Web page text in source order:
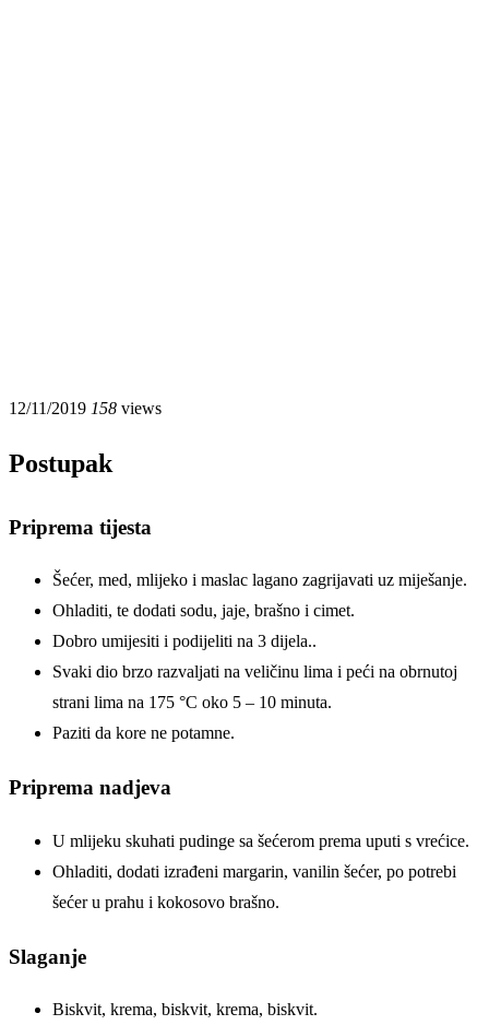
12/11/2019 158 views
Postupak
Priprema tijesta
Šećer, med, mlijeko i maslac lagano zagrijavati uz miješanje.
Ohladiti, te dodati sodu, jaje, brašno i cimet.
Dobro umijesiti i podijeliti na 3 dijela..
Svaki dio brzo razvaljati na veličinu lima i peći na obrnutoj
strani lima na 175 °C oko 5 – 10 minuta.
Paziti da kore ne potamne.
Priprema nadjeva
U mlijeku skuhati pudinge sa šećerom prema uputi s vrećice.
Ohladiti, dodati izrađeni margarin, vanilin šećer, po potrebi
šećer u prahu i kokosovo brašno.
Slaganje
Biskvit, krema, biskvit, krema, biskvit.